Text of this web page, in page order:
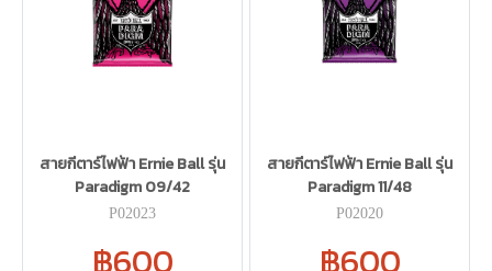
สายกีตาร์ไฟฟ้า Ernie Ball รุ่น
Paradigm 09/42
P02023
สายกีตาร์ไฟฟ้า Ernie Ball รุ่น
Paradigm 11/48
P02020